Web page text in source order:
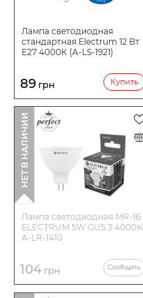
Лампа светодиодная
стандартная Electrum 12 Вт
E27 4000K (A-LS-1921)
89 грн Купить
Лампа светодиодная MR-16
ELECTRUM 5W GU5.3 4000K
A-LR-1410
104 грн Сообщить
НЕТ В НАЛИЧИИ